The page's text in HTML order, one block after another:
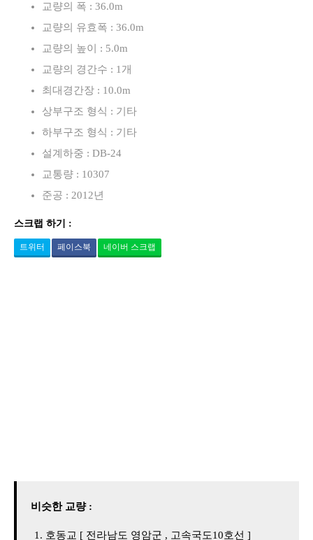
교량의 폭 : 36.0m
교량의 유효폭 : 36.0m
교량의 높이 : 5.0m
교량의 경간수 : 1개
최대경간장 : 10.0m
상부구조 형식 : 기타
하부구조 형식 : 기타
설계하중 : DB-24
교통량 : 10307
준공 : 2012년
스크랩 하기 :
트위터 페이스북 네이버 스크랩
비슷한 교량 :
호동교 [ 전라남도 영암군 , 고속국도10호선 ]